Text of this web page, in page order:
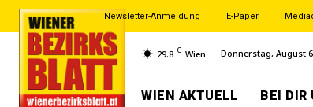
Newsletter-Anmeldung E-Paper
29.8 C Wien Donnerstag, August
WIEN AKTUELL BEI DIR